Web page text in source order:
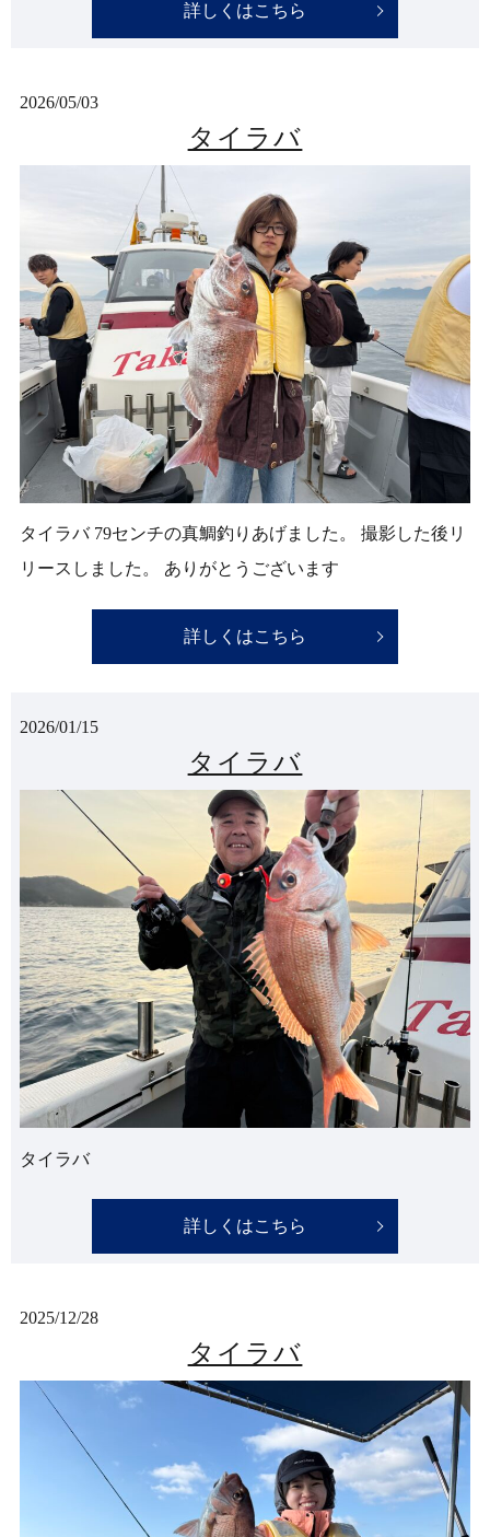
詳しくはこちら
2026/05/03
タイラバ
タイラバ 79センチの真鯛釣りあげました。 撮影した後リ
リースしました。 ありがとうございます
詳しくはこちら
2026/01/15
タイラバ
タイラバ
詳しくはこちら
2025/12/28
タイラバ